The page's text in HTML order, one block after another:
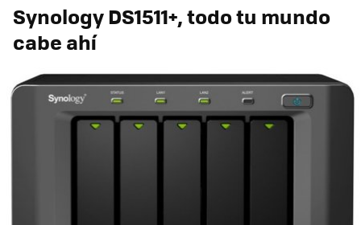
Synology DS1511+, todo tu mundo
cabe ahí